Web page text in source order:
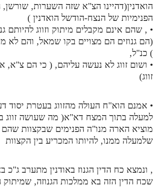
הואדנין(דהיינו הצ"א שזה השערות,
הפנימיות של הנצח-הודשל הואדנין )
• , שהם אינם מקבלים מיתוק וזווג להיותם
(הם גנוזים הם מצויים בקו שמאל, והם לא
) כנ"ל,
• ושום זווג לא נעשה עליהם, ( כי הם צ"א,
זווג)
• אמנם הוא"ח העולה מהזווג בעטרת יסוד
למעלה בתוך המצח דא"א( מה שעושה זווג
מוציא הארה מנו"ה הפנימים שבקצוות שהם
שלמעלה ממנו, להיותו המכריע בין הקצוות
, ונמצא כח הדין הגנוז באודנין מתערב ג"כ
שכח הדין הזה בא ממלכות הגנוזה, שמיתוק